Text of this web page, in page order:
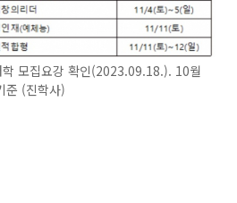
모집요강 확인(2023.09.18.). 10월
준 (진학사)